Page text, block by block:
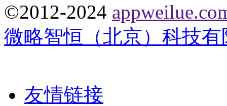
©2012-2024
微略智恒（北京）科技有
友情链接